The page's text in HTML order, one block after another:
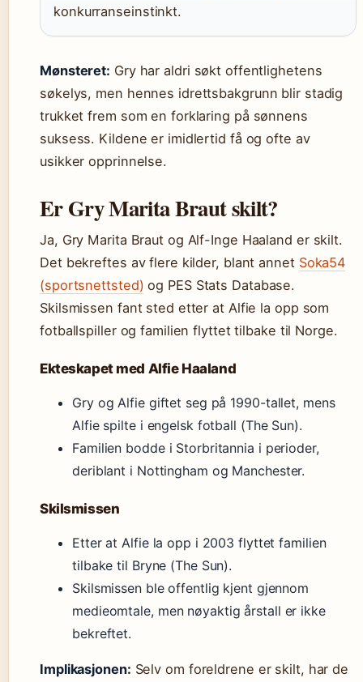
konkurranseinstinkt.
Mønsteret: Gry har aldri søkt offentlighetens
søkelys, men hennes idrettsbakgrunn blir stadig
trukket frem som en forklaring på sønnens
suksess. Kildene er imidlertid få og ofte av
usikker opprinnelse.
Er Gry Marita Braut skilt?
Ja, Gry Marita Braut og Alf-Inge Haaland er skilt.
Det bekreftes av flere kilder, blant annet Soka54
(sportsnettsted) og PES Stats Database.
Skilsmissen fant sted etter at Alfie la opp som
fotballspiller og familien flyttet tilbake til Norge.
Ekteskapet med Alfie Haaland
Gry og Alfie giftet seg på 1990-tallet, mens
Alfie spilte i engelsk fotball (The Sun).
Familien bodde i Storbritannia i perioder,
deriblant i Nottingham og Manchester.
Skilsmissen
Etter at Alfie la opp i 2003 flyttet familien
tilbake til Bryne (The Sun).
Skilsmissen ble offentlig kjent gjennom
medieomtale, men nøyaktig årstall er ikke
bekreftet.
Implikasjonen: Selv om foreldrene er skilt, har de